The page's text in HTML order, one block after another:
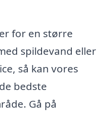
for en større
spildevand eller
så kan vores
bedste
Gå på